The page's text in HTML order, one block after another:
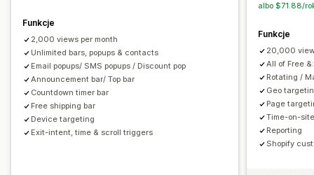
Responsywność na urządzeniach mobilnych
Targetowanie geograficzne
Targetowanie kampanii
Targetowanie behawioralne
Analizy i raporty
Śledzenie zachowań
Raporty o ruchu
Zarządzanie wyskakującymi okienkami
Edytor Czcionka niestandardowa
Listy zarejestrowanych adresów e-mail
Listy zarejestrowanych numerów do wysyłania SMS-ów
Wyzwalacze i reguły
Geolokalizacja
Segmentacja Oznaczanie
Funkcje
2,000 views per month
Unlimited bars, popups & contacts
Email popups/ SMS popups / Discount pop
Announcement bar/ Top bar
Countdown timer bar
Free shipping bar
Device targeting
Exit-intent, time & scroll triggers
albo $71.88/
Funkcje
20,000
All of Free &:
Rotating /
Geo
Page
Time-on-
Reporting
Shopify